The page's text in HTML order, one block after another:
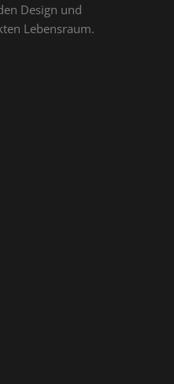
Design und
Lebensraum.